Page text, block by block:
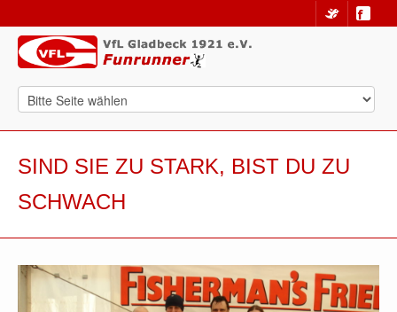
SIND SIE ZU STARK, BIST DU ZU
SCHWACH